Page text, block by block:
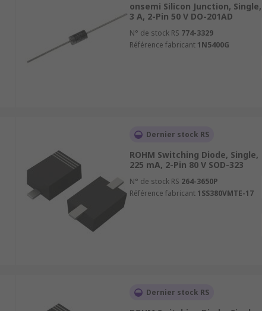
onsemi Silicon Junction, Single,
3 A, 2-Pin 50 V DO-201AD
N° de stock RS 774-3329
Référence fabricant 1N5400G
Dernier stock RS
ROHM Switching Diode, Single,
225 mA, 2-Pin 80 V SOD-323
N° de stock RS 264-3650P
Référence fabricant 1SS380VMTE-17
Dernier stock RS